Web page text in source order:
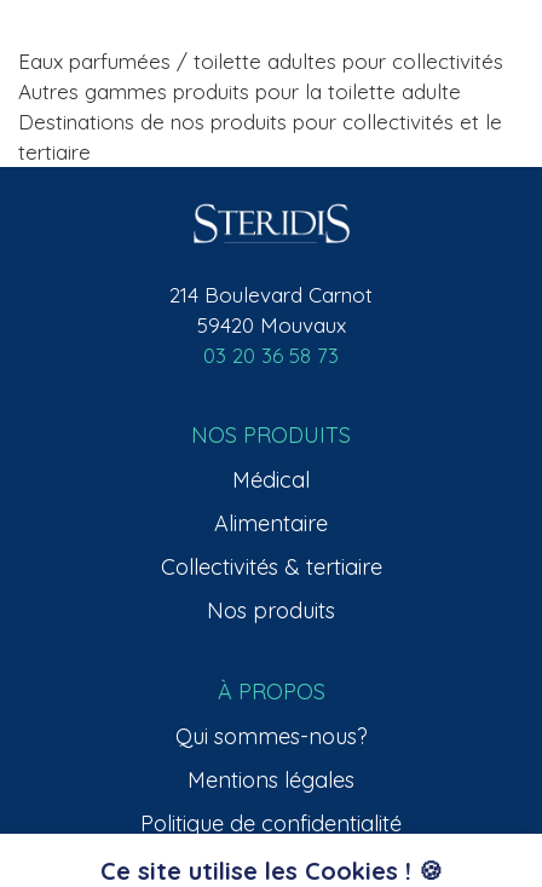
Eaux parfumées / toilette adultes pour collectivités
Autres gammes produits pour la toilette adulte
Destinations de nos produits pour collectivités et le
tertiaire
214 Boulevard Carnot
59420 Mouvaux
03 20 36 58 73
NOS PRODUITS
Médical
Alimentaire
Collectivités & tertiaire
Nos produits
À PROPOS
Qui sommes-nous?
Mentions légales
Politique de confidentialité
Ce site utilise les Cookies ! 🍪